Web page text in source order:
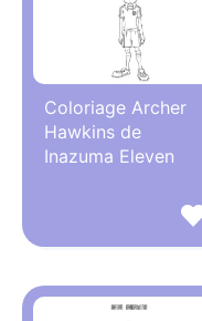
Coloriage Archer
Hawkins de
Inazuma Eleven